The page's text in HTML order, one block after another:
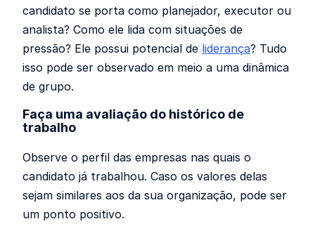
candidato se porta como planejador, executor ou
analista? Como ele lida com situações de
pressão? Ele possui potencial de liderança? Tudo
isso pode ser observado em meio a uma dinâmica
de grupo.
Faça uma avaliação do histórico de
trabalho
Observe o perfil das empresas nas quais o
candidato já trabalhou. Caso os valores delas
sejam similares aos da sua organização, pode ser
um ponto positivo.